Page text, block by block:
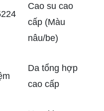
Cao su cao
cấp (Màu
nâu/be)
Da tổng hợp
cao cấp